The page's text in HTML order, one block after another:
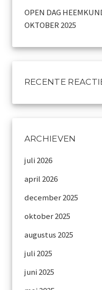
Leden pagina
Archief
Werkgroepen
Contact
OPEN DAG
OKTOBER 2025
RECENTE
ARCHIEVEN
juli 2026
april 2026
december 2025
oktober 2025
augustus 2025
juli 2025
juni 2025